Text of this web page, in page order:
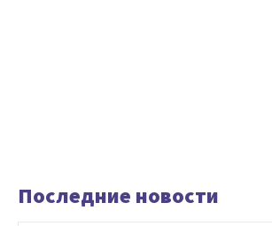
Последние новости